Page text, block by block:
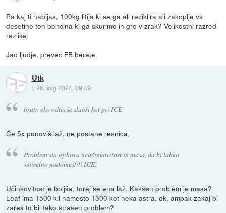
Pa kaj ti nabijas, 100kg litija ki se ga ali reciklira ali zakoplje vs
desetine ton bencina ki ga skurimo in gre v zrak? Velikostni razred
razlike.
Jao ljudje, prevec FB berete.
Utk
::26. avg 2024, 09:49
bruto eko odtis še slabši kot pri ICE
Če 5x ponoviš laž, ne postane resnica.
Problem sta njihova neučinkovitost in masa, da bi lahko
smiselno nadomestili ICE.
Učinkovitost je boljša, torej še ena laž. Kakšen problem je masa?
Leaf ima 1500 kil namesto 1300 kot neka astra, ok, ampak zakaj bi
zares to bil tako strašen problem?